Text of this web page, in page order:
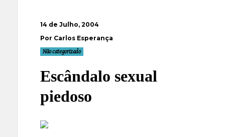
14 de Julho, 2004
Por Carlos Esperança
Não categorizado
Escândalo sexual
piedoso